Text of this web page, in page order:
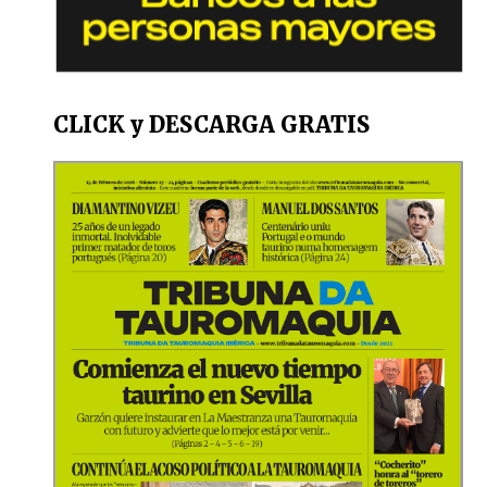
CLICK y DESCARGA GRATIS